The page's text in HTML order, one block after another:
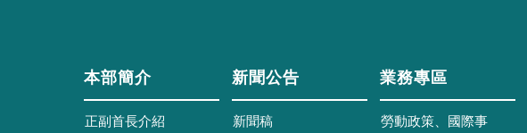
本部簡介
正副首長介紹
新聞公告
新聞稿
業務專區
勞動政策、國際事